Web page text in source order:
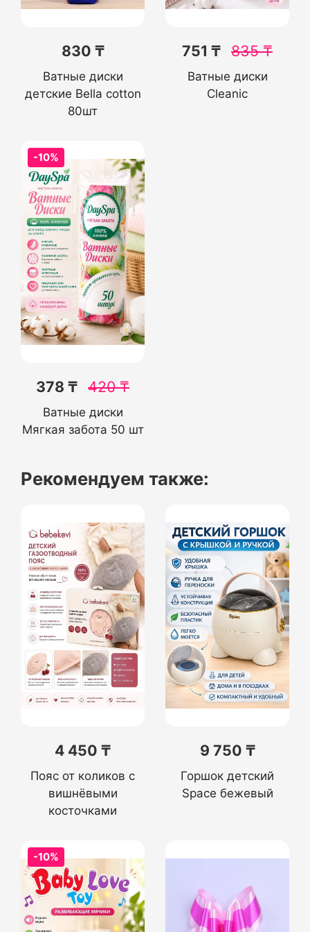
830 ₸
Ватные диски
детские Bella cotton
80шт
751 ₸ 835₸
Ватные диски
Cleanic
-10%
378 ₸ 420₸
Ватные диски
Мягкая забота 50 шт
Рекомендуем также:
4 450 ₸
Пояс от коликов с
вишнёвыми
косточками
9 750 ₸
Горшок детский
Space бежевый
-10%